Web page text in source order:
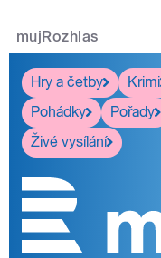
mujRozhlas
Hry a četby
Krimi
Pohádky
Pořady
Živé vysílání